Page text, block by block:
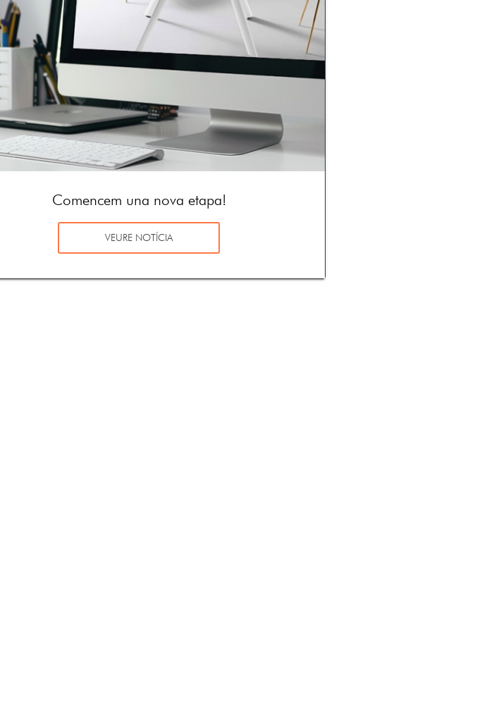
Comencem una nova etapa!
VEURE NOTÍCIA